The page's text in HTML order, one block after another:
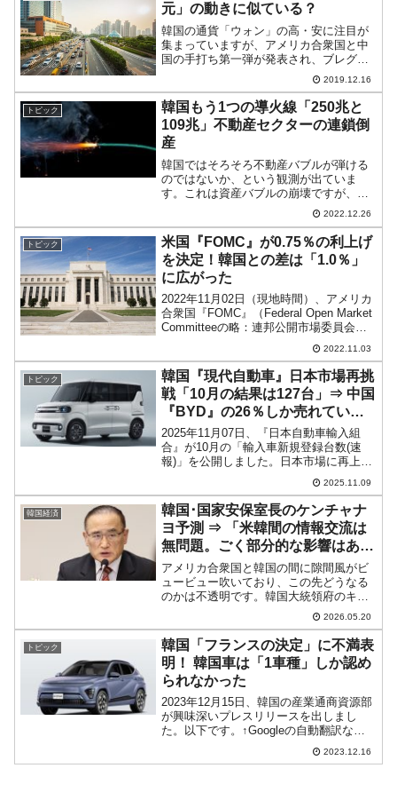
元」の動きに似ている？
韓国の通貨「ウォン」の高・安に注目が
集まっていますが、アメリカ合衆国と中
国の手打ち第一弾が発表され、ブレグジ
ットの道筋がつきそう！となり、世界経
済の不安要素が後退したという「観測」
が醸成されて、とりあえず「ウォン安」
進行は止まりました。現在...
2019.12.16
トピック
韓国もう1つの導火線「250兆と
109兆」不動産セクターの連鎖倒
産
韓国ではそろそろ不動産バブルが弾ける
のではないか、という観測が出ていま
す。これは資産バブルの崩壊ですが、一
方、不動産セクターではもう一つ、建
設・不動産会社側で連鎖倒産が起こるの
ではないかという懸念も出ています。
『韓国レゴランド』のABCP（...
2022.12.26
トピック
米国『FOMC』が0.75％の利上げ
を決定！韓国との差は「1.0％」
に広がった
2022年11月02日（現地時間）、アメリカ
合衆国『FOMC』（Federal Open Market
Committeeの略：連邦公開市場委員会）
が、政策金利を0.75％（＝75bp）上げる
ことを決めました。これで4回連続のジャ
イアントス...
2022.11.03
トピック
韓国『現代自動車』日本市場再挑
戦「10月の結果は127台」⇒ 中国
『BYD』の26％しか売れていな
い。
2025年11月07日、『日本自動車輸入組
合』が10月の「輸入車新規登録台数(速
報)」を公開しました。日本市場に再上陸
して挑戦を続けている『現代自動車』、
また中国の電気自動車メーカー『BYD』
の成果を見てみましょう。まずは『現代
自動車』。2...
2025.11.09
韓国経済
韓国･国家安保室長のケンチャナ
ヨ予測 ⇒ 「米韓間の情報交流は
無問題。ごく部分的な影響はある
が解消されるだろう」
アメリカ合衆国と韓国の間に隙間風がビ
ュービュー吹いており、この先どうなる
のかは不透明です。韓国大統領府のキー
マンは毎度おなじみの国家安保室長に魏
聖洛（ウィ・ソンナク）さんです。2026
年05月17日、韓国メディア『KBS』の番
組『日曜診断』...
2026.05.20
トピック
韓国「フランスの決定」に不満表
明！ 韓国車は「1車種」しか認め
られなかった
2023年12月15日、韓国の産業通商資源部
が興味深いプレスリリースを出しまし
た。以下です。↑Googleの自動翻訳なの
で日本語がヘンなところがありますがご
寛恕ください／スクリーンショット産業
2023.12.16